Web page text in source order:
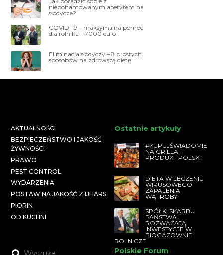
niepohamowanym apetytem na
słodycze?
COVID-19 – maksymalna pomoc
dla rolnika – 7000 euro
Eliminacja słodyczy – 8 prostych
sposobów na zdrowszą dietę
AKTUALNOŚCI
BEZPIECZEŃSTWO I JAKOŚĆ
ŻYWNOŚCI
PRAWO
PEST CONTROL
WYDARZENIA
POSTAW NA JAKOŚĆ Z IJHARS
PIORIN
OD KUCHNI
Ostatnie artykuły
#KUPUJŚWIADOMIE
NA GRILLA –
PRODUKT POLSKI
DIETA W LECZENIU
WIRUSOWEGO
ZAPALENIA
WĄTROBY
SPÓŁKI SKARBU
PAŃSTWA
ROZWAŻAJĄ
INWESTYCJE W
BIOGAZOWNIE
ROLNICZE
Polskie Forum